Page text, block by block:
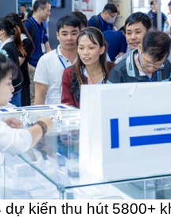
dự kiến thu hút 5800+